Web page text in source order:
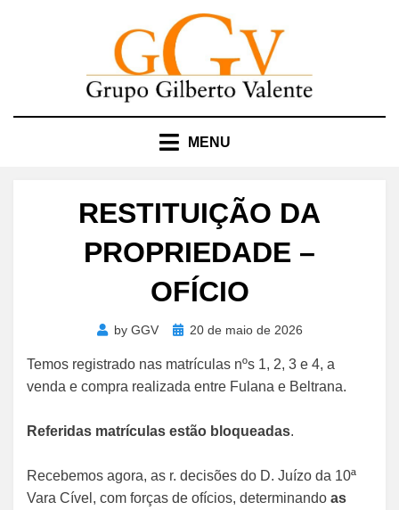
MENU
RESTITUIÇÃO DA
PROPRIEDADE –
OFÍCIO
by GGV
Posted20 de maio de 2026
Temos registrado nas matrículas nºs 1, 2, 3 e 4, a
venda e compra realizada entre Fulana e Beltrana.
Referidas matrículas estão bloqueadas.
Recebemos agora, as r. decisões do D. Juízo da 10ª
Vara Cível, com forças de ofícios, determinando as